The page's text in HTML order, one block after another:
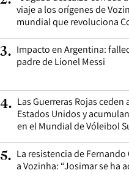
viaje a los orígenes de
mundial que revoluciona
3. Impacto en Argentina:
padre de Lionel Messi
4. Las Guerreras Rojas
Estados Unidos y
en el Mundial de Vóleibol
5. La resistencia de
a Vozinha: “Josimar se ha